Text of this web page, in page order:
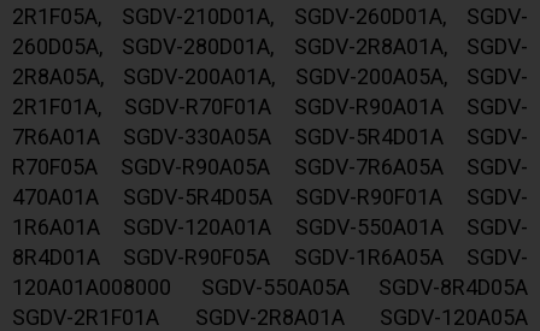
2R1F05A, SGDV-210D01A, SGDV-260D01A, SGDV-
260D05A, SGDV-280D01A, SGDV-2R8A01A, SGDV-
2R8A05A, SGDV-200A01A, SGDV-200A05A, SGDV-
2R1F01A, SGDV-R70F01A SGDV-R90A01A SGDV-
7R6A01A SGDV-330A05A SGDV-5R4D01A SGDV-
R70F05A SGDV-R90A05A SGDV-7R6A05A SGDV-
470A01A SGDV-5R4D05A SGDV-R90F01A SGDV-
1R6A01A SGDV-120A01A SGDV-550A01A SGDV-
8R4D01A SGDV-R90F05A SGDV-1R6A05A SGDV-
120A01A008000 SGDV-550A05A SGDV-8R4D05A
SGDV-2R1F01A SGDV-2R8A01A SGDV-120A05A